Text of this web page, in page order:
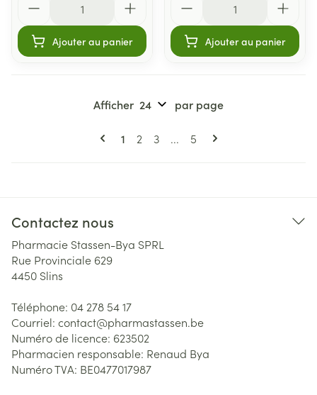
Ajouter au panier Ajouter au panier
Pages
Vous lisez actuellement la page
1 Page
2 Page
3 ... Page
5
Afficher par page
Contactez nous
Pharmacie Stassen-Bya SPRL
Rue Provinciale 629
4450 Slins
Téléphone: 04 278 54 17
Courriel: contact@pharmastassen.be
Numéro de licence: 623502
Pharmacien responsable: Renaud Bya
Numéro TVA: BE0477017987